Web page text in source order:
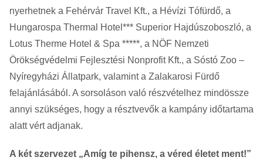
nyerhetnek a Fehérvár Travel Kft., a Hévízi Tófürdő, a
Hungarospa Thermal Hotel*** Superior Hajdúszoboszló, a
Lotus Therme Hotel & Spa *****, a NÖF Nemzeti
Örökségvédelmi Fejlesztési Nonprofit Kft., a Sóstó Zoo –
Nyíregyházi Állatpark, valamint a Zalakarosi Fürdő
felajánlásából. A sorsoláson való részvételhez mindössze
annyi szükséges, hogy a résztvevők a kampány időtartama
alatt vért adjanak.
A két szervezet „Amíg te pihensz, a véred életet ment!”